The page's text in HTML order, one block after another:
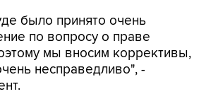
было принято очень
по вопросу о праве
мы вносим коррективы,
несправедливо", -